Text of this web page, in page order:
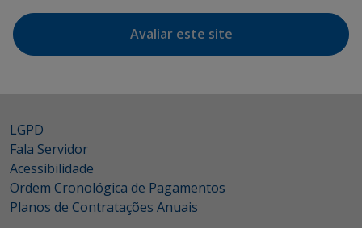
Avaliar este site
LGPD
Fala Servidor
Acessibilidade
Ordem Cronológica de Pagamentos
Planos de Contratações Anuais